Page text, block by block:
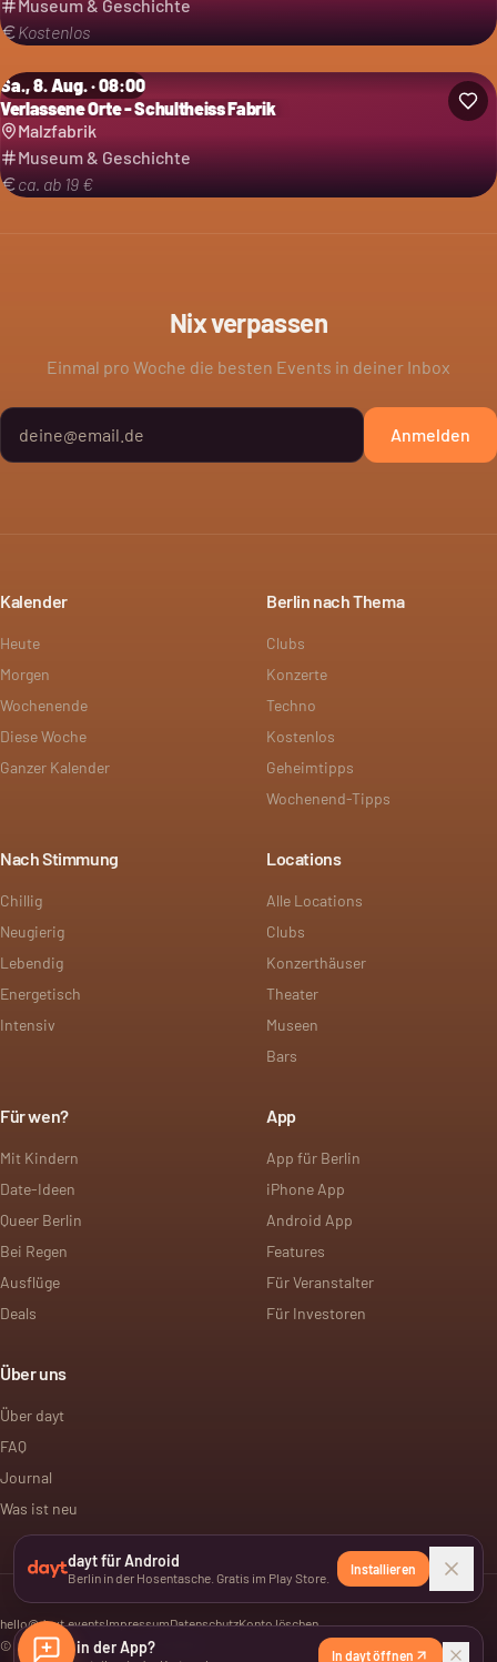
Museum & Geschichte
Kostenlos
Sa., 8. Aug. · 08:00
Verlassene Orte - Schultheiss Fabrik
Malzfabrik
Museum & Geschichte
ca. ab 19 €
Lieber in der App? In dayt öffnen
Nix verpassen
Einmal pro Woche die besten Events in deiner Inbox
Anmelden
Kalender
Heute
Morgen
Wochenende
Diese Woche
Ganzer Kalender
Berlin nach Thema
Clubs
Konzerte
Techno
Kostenlos
Geheimtipps
Wochenend-Tipps
Nach Stimmung
Chillig
Neugierig
Lebendig
Energetisch
Intensiv
Locations
Alle Locations
Clubs
Konzerthäuser
Theater
Museen
Bars
Für wen?
Mit Kindern
Date-Ideen
Queer Berlin
Bei Regen
Ausflüge
Deals
App
App für Berlin
iPhone App
Android App
Features
Für Veranstalter
Für Investoren
Über uns
Über dayt
FAQ
Journal
Was ist neu
hello@dayt.eventsImpressumDatenschutzKonto löschen
© 2026 dayt. Alle Rechte vorbehalten.
dayt für Android
Berlin in der Hosentasche. Gratis im Play Store.
Installieren